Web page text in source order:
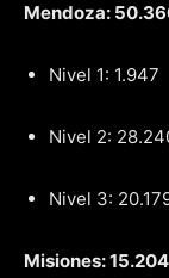
Mendoza:
Nivel 1: 1.947
Nivel 2:
Nivel 3:
Misiones: 15.204